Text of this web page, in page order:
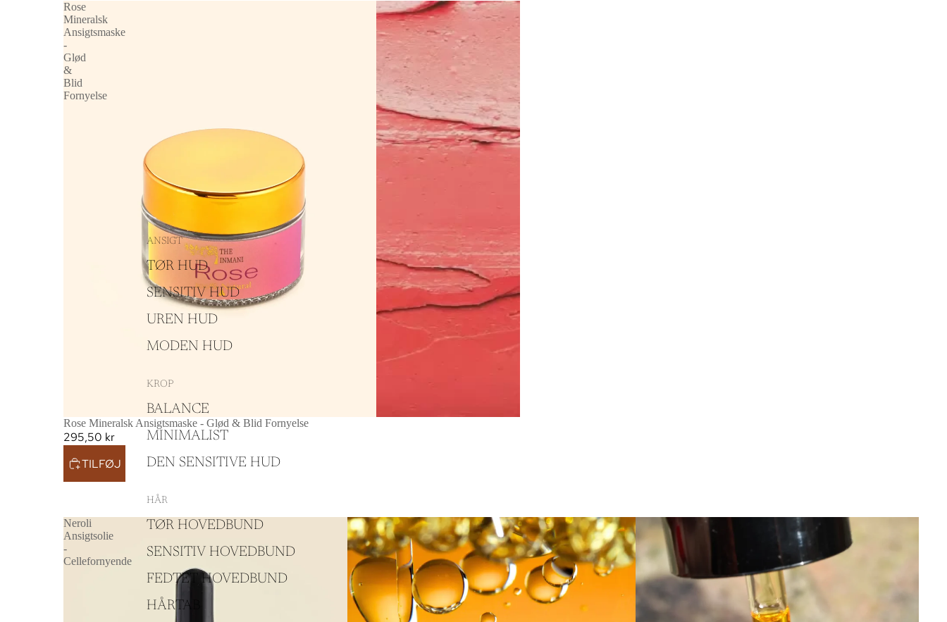
ANSIGT
TØR HUD
SENSITIV HUD
UREN HUD
MODEN HUD
KROP
BALANCE
MINIMALIST
DEN SENSITIVE HUD
HÅR
TØR HOVEDBUND
SENSITIV HOVEDBUND
FEDTET HOVEDBUND
HÅRTAB
Rose
Mineralsk
Ansigtsmaske
-
Glød
&
Blid
Fornyelse
Rose Mineralsk Ansigtsmaske - Glød & Blid Fornyelse
295,50 kr
TILFØJ
Neroli
Ansigtsolie
-
Cellefornyende